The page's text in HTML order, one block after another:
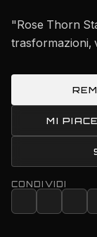
"Rose Thorn
trasformazioni,
MI PIACE
CONDIVIDI